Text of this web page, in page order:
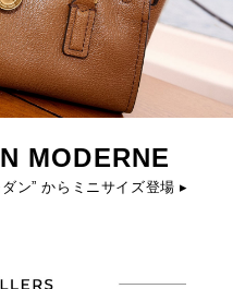
MODERNE
ン” からミニサイズ登場 ▸